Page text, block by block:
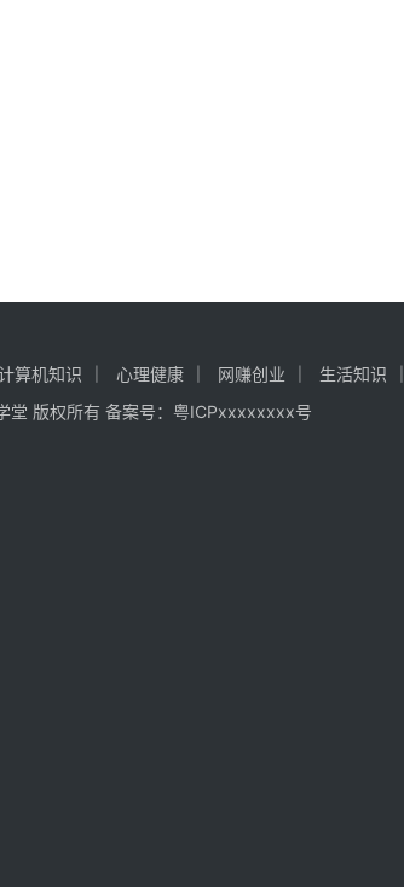
算机知识 心理健康 网赚创业 生活知识
版权所有 备案号： 粤ICPxxxxxxxx号